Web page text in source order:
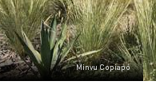
Minvu Copiapó